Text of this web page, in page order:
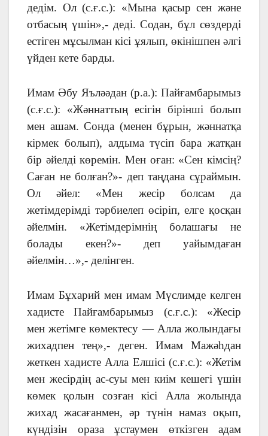
дедім. Ол (с.ғ.с.): «Мына қасыр сен және
отбасың үшін»,- деді. Содан, бұл сөздерді
естіген мұсылман кісі ұялып, өкінішпен әлгі
үйден кете барды.
Имам Әбу Яъләәдан (р.а.): Пайғамбарымыз
(с.ғ.с.): «Жәннаттың есігін бірінші болып
мен ашам. Сонда (менен бұрын, жәннатқа
кірмек болып), алдыма түсіп бара жатқан
бір әйелді көремін. Мен оған: «Сен кімсің?
Саған не болған?»- деп таңдана сұраймын.
Ол әйел: «Мен жесір болсам да
жетімдерімді тәрбиелеп өсіріп, елге қосқан
әйелмін. «Жетімдерімнің болашағы не
болады екен?»- деп уайымдаған
әйелмін…»,- делінген.
Имам Бұхарий мен имам Мүслимде келген
хадисте Пайғамбарымыз (с.ғ.с.): «Жесір
мен жетімге көмектесу — Алла жолындағы
жихадпен тең»,- деген. Имам Мажәһдан
жеткен хадисте Алла Елшісі (с.ғ.с.): «Жетім
мен жесірдің ас-суы мен киім кешегі үшін
көмек қолын созған кісі Алла жолында
жихад жасағанмен, әр түнін намаз оқып,
күндізін ораза ұстаумен өткізген адам